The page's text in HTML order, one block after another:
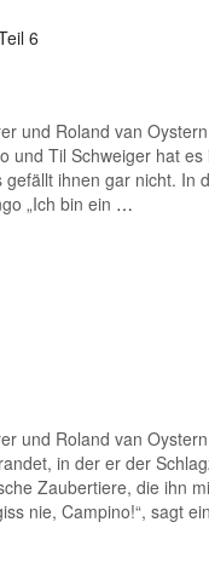
6
und Roland van
und Til Schweiger hat
gefällt ihnen gar nicht. In
„Ich bin ein …
und Roland van
in der er der
Zaubertiere, die ihn
nie, Campino!“, sagt